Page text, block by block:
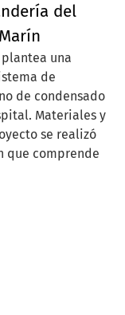
del
una
de
de condensado
Materiales y
se realizó
que comprende